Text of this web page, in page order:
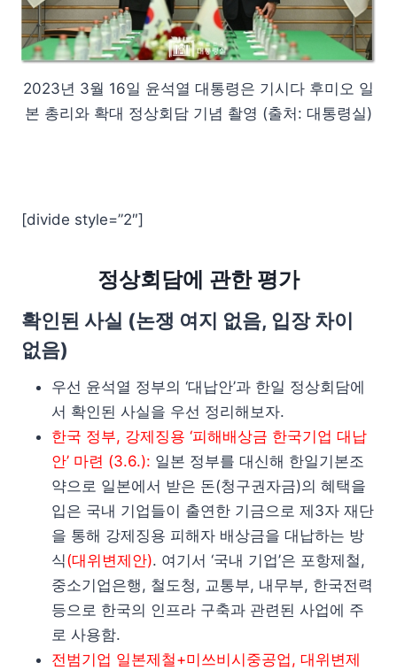
2023년 3월 16일 윤석열 대통령은 기시다 후미오 일
본 총리와 확대 정상회담 기념 촬영 (출처: 대통령실)
[divide style=”2″]
정상회담에 관한 평가
확인된 사실 (논쟁 여지 없음, 입장 차이
없음)
우선 윤석열 정부의 ‘대납안’과 한일 정상회담에
서 확인된 사실을 우선 정리해보자.
한국 정부, 강제징용 ‘피해배상금 한국기업 대납
안’ 마련 (3.6.): 일본 정부를 대신해 한일기본조
약으로 일본에서 받은 돈(청구권자금)의 혜택을
입은 국내 기업들이 출연한 기금으로 제3자 재단
을 통해 강제징용 피해자 배상금을 대납하는 방
식(대위변제안). 여기서 ‘국내 기업’은 포항제철,
중소기업은행, 철도청, 교통부, 내무부, 한국전력
등으로 한국의 인프라 구축과 관련된 사업에 주
로 사용함.
전범기업 일본제철+미쓰비시중공업, 대위변제